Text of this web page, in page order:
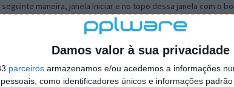
Damos valor à sua privacidade
parceiros armazenamos e/ou acedemos a informações
como identificadores únicos e informações
maneira, janela iniciar e no topo dessa janela com o
separador Menu ‘Iniciar’ clica no botão ‘Personalizar’ aí
escolheres o Browser com que queres navegar e o gestor
ao teu Firefox e nas ferramentas ou tools escolhes ‘Opções’ ou
e logo perto do fim encontras um local para colocares um
é o browser predefinido.